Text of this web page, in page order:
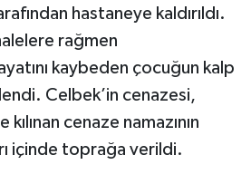
hastaneye kaldırıldı.
rağmen
kaybeden çocuğun kalp
Celbek’in cenazesi,
cenaze namazının
içinde toprağa verildi.